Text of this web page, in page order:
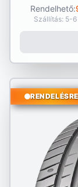
Rendelhető:
Szállítás: 5-
RENDELÉSRE